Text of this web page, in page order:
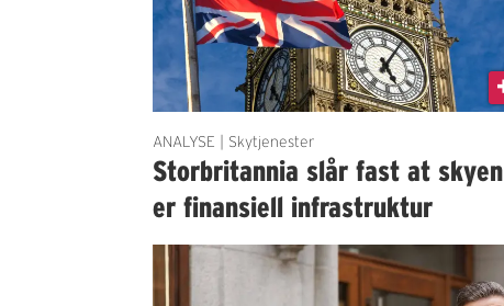
ANALYSE | Skytjenester
Storbritannia slår fast at skyen
er finansiell infrastruktur